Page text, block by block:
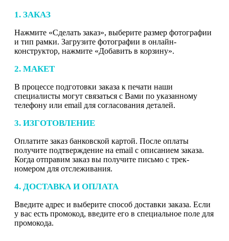
1. ЗАКАЗ
Нажмите «Сделать заказ», выберите размер фотографии
и тип рамки. Загрузите фотографии в онлайн-
конструктор, нажмите «Добавить в корзину».
2. МАКЕТ
В процессе подготовки заказа к печати наши
специалисты могут связаться с Вами по указанному
телефону или email для согласования деталей.
3. ИЗГОТОВЛЕНИЕ
Оплатите заказ банковской картой. После оплаты
получите подтверждение на email с описанием заказа.
Когда отправим заказ вы получите письмо с трек-
номером для отслеживания.
4. ДОСТАВКА И ОПЛАТА
Введите адрес и выберите способ доставки заказа. Если
у вас есть промокод, введите его в специальное поле для
промокода.